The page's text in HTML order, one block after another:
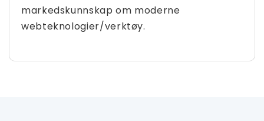
markedskunnskap om moderne
webteknologier/verktøy.